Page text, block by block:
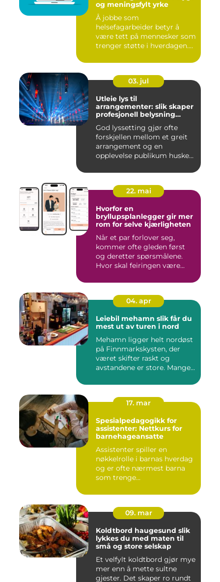
og meningsfylt yrke
Å jobbe som
helsefagarbeider betyr å
være tett på mennesker som
trenger støtte i hverdagen.
03. jul
Utleie lys til
arrangementer: slik skaper
profesjonell belysning
God lyssetting gjør ofte
forskjellen mellom et greit
arrangement og en
opplevelse publikum husker
22. mai
Hvorfor en
bryllupsplanlegger gir mer
rom for selve kjærligheten
Når et par forlover seg,
kommer ofte gleden først
og deretter spørsmålene.
Hvor skal feiringen være...
04. apr
Leiebil mehamn slik får du
mest ut av turen i nord
Mehamn ligger helt nordøst
på Finnmarkskysten, der
været skifter raskt og
avstandene er store. Mange...
17. mar
Spesialpedagogikk for
assistenter: Nettkurs for
barnehageansatte
Assistenter spiller en
nøkkelrolle i barnas hverdag
og er ofte nærmest barna
som trenge...
09. mar
Koldtbord haugesund slik
lykkes du med maten til
små og store selskap
Et velfylt koldtbord gjør mye
mer enn å mette sultne
gjester. Det skaper ro rundt